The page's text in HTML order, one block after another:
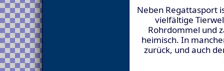
Neben Regattasport
vielfältige
Rohrdommel und
heimisch. In
zurück, und auch